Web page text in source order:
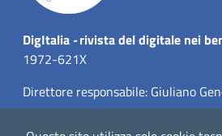
DigItalia -rivista del digitale nei
1972-621X
Direttore responsabile: Giuliano